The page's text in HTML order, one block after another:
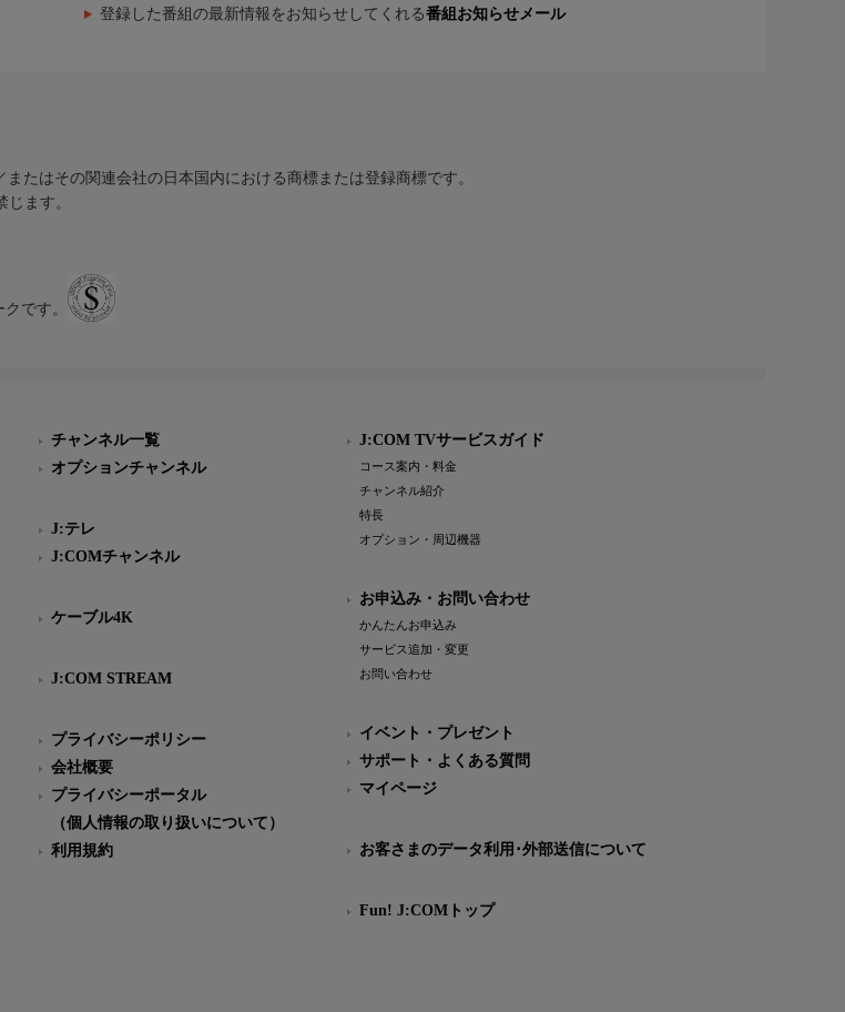
登録した番組の最新情報をお知らせしてくれる番組お知らせメール
たはその関連会社の日本国内における商標または登録商標です。
ます。
です。
チャンネル一覧
オプションチャンネル
J:テレ
J:COMチャンネル
ケーブル4K
J:COM STREAM
プライバシーポリシー
会社概要
プライバシーポータル
（個人情報の取り扱いについて）
利用規約
J:COM TVサービスガイド
コース案内・料金
チャンネル紹介
特長
オプション・周辺機器
お申込み・お問い合わせ
かんたんお申込み
サービス追加・変更
お問い合わせ
イベント・プレゼント
サポート・よくある質問
マイページ
お客さまのデータ利用･外部送信について
Fun! J:COMトップ